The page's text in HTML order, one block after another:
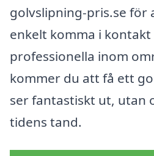
golvslipning-pris.se för
enkelt komma i kontakt
professionella inom
kommer du att få ett
ser fantastiskt ut, utan
tidens tand.